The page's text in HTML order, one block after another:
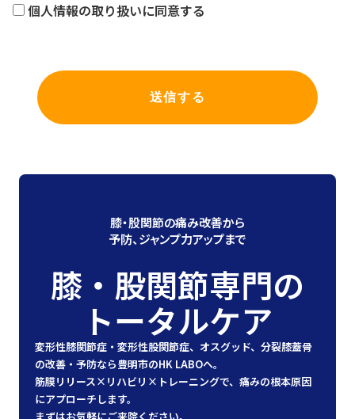
個人情報の取り扱いに同意する
膝・股関節の痛み改善から
予防、ジャンプ力アップまで
膝・股関節専門の
トータルケア
変形性膝関節症・変形性股関節症、オスグッド、 分裂膝蓋骨
の改善・予防なら豊明市のHK LABOへ。
筋膜リリース×リハビリ×トレーニングで、 痛みの根本原因
にアプローチします。
まずはお気軽にご来院ください。